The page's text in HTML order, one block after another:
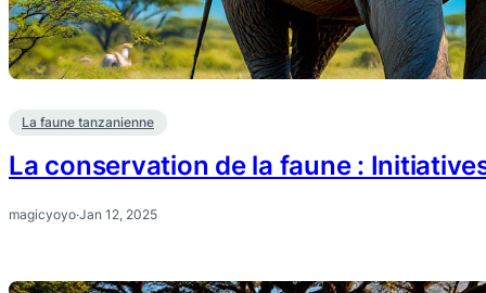
La faune tanzanienne
La conservation de la faune :
magicyoyo·Jan 12, 2025